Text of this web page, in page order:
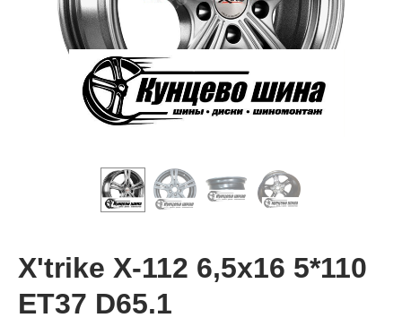
X'trike X-112 6,5x16 5*110
ET37 D65.1